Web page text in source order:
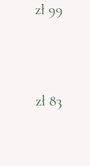
zł 99
zł 83